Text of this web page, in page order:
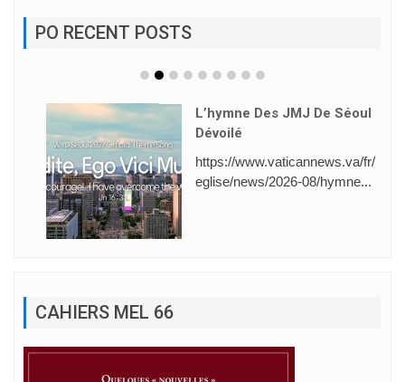
PO RECENT POSTS
L’hymne Des JMJ De Séoul
Dévoilé
https://www.vaticannews.va/fr/
eglise/news/2026-08/hymne...
CAHIERS MEL 66